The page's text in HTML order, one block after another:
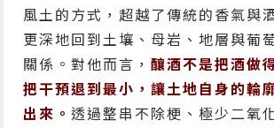
風土的方式，超越了傳統的香氣與
更深地回到土壤、母岩、地層與葡
關係。對他而言，釀酒不是把酒做
把干預退到最小，讓土地自身的輪
出來。透過整串不除梗、極少二氧